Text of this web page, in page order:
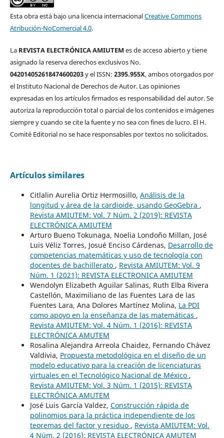
Esta obra está bajo una licencia internacionalCreative Commons
Atribución-NoComercial 4.0.
La REVISTA ELECTRÓNICA AMIUTEM es de acceso abierto y tiene
asignado la reserva derechos exclusivos No.
042014052618474600203y el ISSN: 2395.955X, ambos otorgados por
el Instituto Nacional de Derechos de Autor. Las opiniones
expresadas en los artículos firmados es responsabilidad del autor. Se
autoriza la reproducción total o parcial de los contenidos e imágenes
siempre y cuando se cite la fuente y no sea con fines de lucro. El H.
Comité Editorial no se hace responsables por textos no solicitados.
Artículos similares
Citlalin Aurelia Ortiz Hermosillo, Análisis de la
longitud y área de la cardioide, usando GeoGebra ,
Revista AMIUTEM: Vol. 7 Núm. 2 (2019): REVISTA
ELECTRÓNICA AMIUTEM
Arturo Bueno Tokunaga, Noelia Londoño Millan, José
Luis Véliz Torres, Josué Enciso Cárdenas, Desarrollo de
competencias matemáticas y uso de tecnología con
docentes de bachillerato , Revista AMIUTEM: Vol. 9
Núm. 1 (2021): REVISTA ELECTRONICA AMIUTEM
Wendolyn Elizabeth Aguilar Salinas, Ruth Elba Rivera
Castellón, Maximiliano de las Fuentes Lara de las
Fuentes Lara, Ana Dolores Martínez Molina, La PDI
como apoyo en la enseñanza de las matemáticas ,
Revista AMIUTEM: Vol. 4 Núm. 1 (2016): REVISTA
ELECTRÓNICA AMUTEM
Rosalina Alejandra Arreola Chaidez, Fernando Chávez
Valdivia, Propuesta metodológica en el diseño de un
modelo educativo para la creación de licenciaturas
virtuales en el Tecnológico Nacional de México ,
Revista AMIUTEM: Vol. 3 Núm. 1 (2015): REVISTA
ELECTRÓNICA AMUTEM
José Luis García Valdez, Construcción rápida de
polinomios para la práctica independiente de los
teoremas del factor y residuo , Revista AMIUTEM: Vol.
4 Núm. 2 (2016): REVISTA ELECTRÓNICA AMUTEM